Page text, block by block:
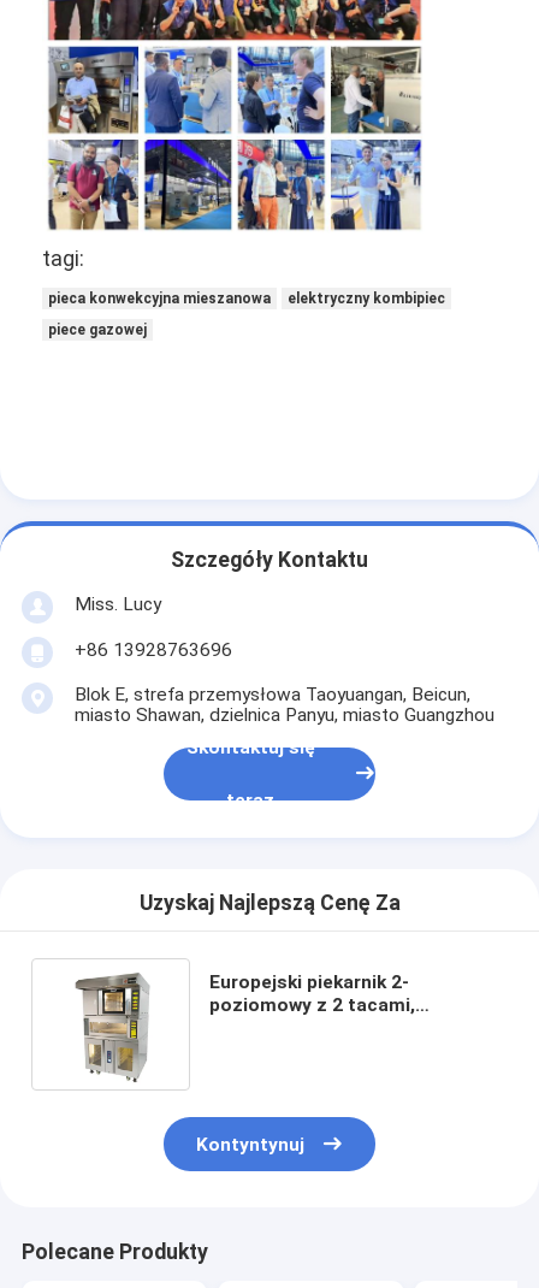
Linia produkcyjna piekarni
Mieszalnik mąki
Komercyjny bijek do jaj
Dzielarka zaokrąglarka
Formowacz do chleba
Wałkownica do ciasta
Krajalnica do chleba komercyjna
Piec konwekcyjny
Kopalnia łączna
piec do pizzy
Małe urządzenia piekarnicze
Chłodziarka uderzeniowa
Szafki do wyświetlaczy piekarni
tagi:
pieca konwekcyjna mieszanowa
elektryczny kombipiec
piece gazowej
Szczegóły Kontaktu
Miss. Lucy
+86 13928763696
Blok E, strefa przemysłowa Taoyuangan, Beicun,
miasto Shawan, dzielnica Panyu, miasto Guangzhou
Skontaktuj się
teraz
Uzyskaj Najlepszą Cenę Za
Europejski piekarnik 2-
poziomowy z 2 tacami,
Kontyntynuj
Polecane Produkty